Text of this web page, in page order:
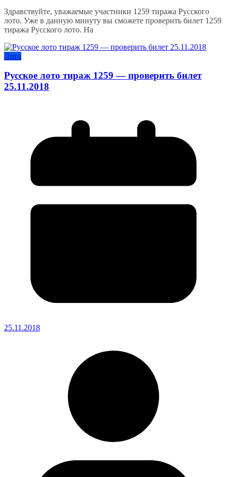
Здравствуйте, уважаемые участники 1259 тиража Русского
лото. Уже в данную минуту вы сможете проверить билет 1259
тиража Русского лото. На
Лото
Русское лото тираж 1259 — проверить билет
25.11.2018
25.11.2018